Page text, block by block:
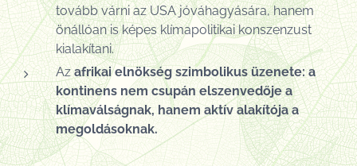
tovább várni az USA jóváhagyására, hanem
önállóan is képes klímapolitikai konszenzust
kialakítani.
Azafrikai elnökség szimbolikus üzenete: a
kontinens nem csupán elszenvedője a
klímaválságnak, hanem aktív alakítója a
megoldásoknak.